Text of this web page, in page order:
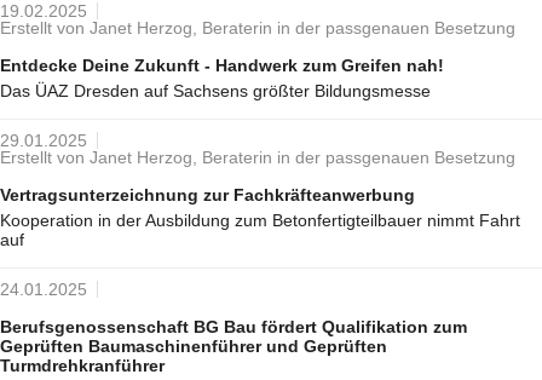
19.02.2025
Erstellt von Janet Herzog, Beraterin in der passgenauen Besetzung
Entdecke Deine Zukunft - Handwerk zum Greifen nah!
Das ÜAZ Dresden auf Sachsens größter Bildungsmesse
29.01.2025
Erstellt von Janet Herzog, Beraterin in der passgenauen Besetzung
Vertragsunterzeichnung zur Fachkräfteanwerbung
Kooperation in der Ausbildung zum Betonfertigteilbauer nimmt Fahrt
auf
24.01.2025
Berufsgenossenschaft BG Bau fördert Qualifikation zum
Geprüften Baumaschinenführer und Geprüften
Turmdrehkranführer